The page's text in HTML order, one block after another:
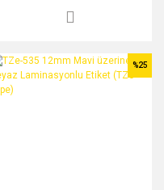
%25